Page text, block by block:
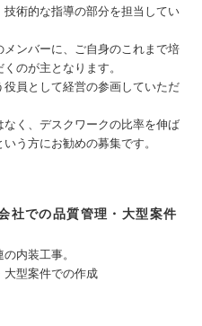
術的な指導の部分を担当してい
ンバーに、ご自身のこれまで培
のが主となります。
員として経営の参画していただ
く、デスクワークの比率を伸ば
う方にお勧めの募集です。
での品質管理・大型案件
内装工事。
大型案件での作成